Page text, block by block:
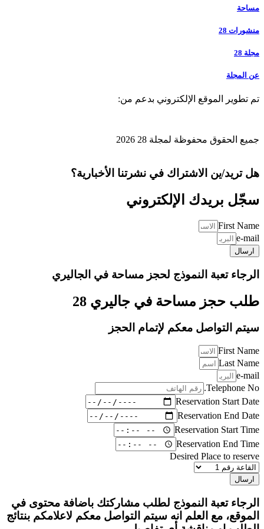
مساحة
منشورات 28
مجلة 28
عن المجلة
تم تطوير الموقع الإلكتروني بدعم من:
جميع الحقوق محفوظة لمجلة 28 2026
هل تريد/ين الاشتراك في نشرتنا الأخبارية؟
سجّل بريدك الإلكتروني
First Name
e-mail
ارسال
الرجاء تعبة النموذج لحجز مساحة في الجاليري
طلب حجز مساحة في جاليري 28
سيتم التواصل معكم لإتمام الحجز
First Name
Last Name
e-mail
Telephone No.
Reservation Start Date
Reservation End Date
Reservation Start Time
Reservation End Time
Desired Place to reserve
ارسال
الرجاء تعبة النموذج لطلب مشاركتك باضافة محتوى في
الموقع، مع العلم انه سيتم التواصل معكم لاعلامكم بنتائج